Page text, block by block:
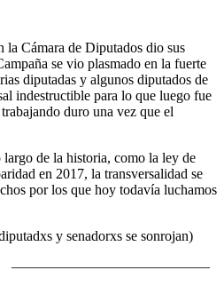
la Cámara de Diputados dio sus
se vio plasmado en la fuerte
diputadas y algunos diputados de
indestructible para lo que luego fue
duro una vez que el
de la historia, como la ley de
en 2017, la transversalidad se
por los que hoy todavía luchamos
y senadorxs se sonrojan)